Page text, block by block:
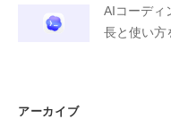
AIコーディ
長と使い方
アーカイブ